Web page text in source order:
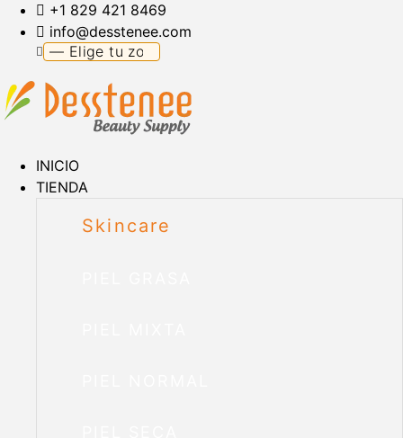
+1 829 421 8469
info@desstenee.com
INICIO
TIENDA
Skincare